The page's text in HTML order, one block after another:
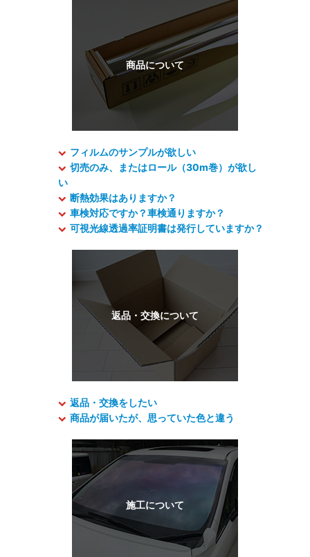
フィルムのサンプルが欲しい
切売のみ、またはロール（30m巻）が欲し
い
断熱効果はありますか？
車検対応ですか？車検通りますか？
可視光線透過率証明書は発行していますか？
返品・交換をしたい
商品が届いたが、思っていた色と違う